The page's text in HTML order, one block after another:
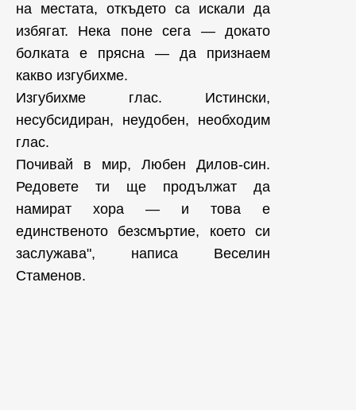
на местата, откъдето са искали да
избягат. Нека поне сега — докато
болката е прясна — да признаем
какво изгубихме.
Изгубихме глас. Истински,
несубсидиран, неудобен, необходим
глас.
Почивай в мир, Любен Дилов-син.
Редовете ти ще продължат да
намират хора — и това е
единственото безсмъртие, което си
заслужава", написа Веселин
Стаменов.